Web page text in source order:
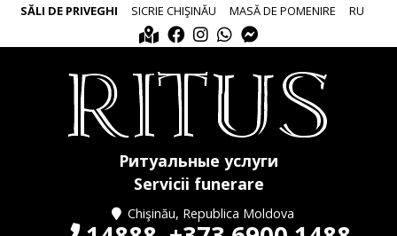
SĂLI DE PRIVEGHI SICRIE CHIŞINĂU MASĂ DE POMENIRE RU
Ритуальные услуги
Servicii funerare
Chişinău, Republica Moldova